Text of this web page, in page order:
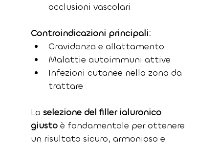
occlusioni vascolari
Controindicazioni principali:
Gravidanza e allattamento
Malattie autoimmuni attive
Infezioni cutanee nella zona da
trattare
La selezione del filler ialuronico
giusto è fondamentale per ottenere
un risultato sicuro, armonioso e